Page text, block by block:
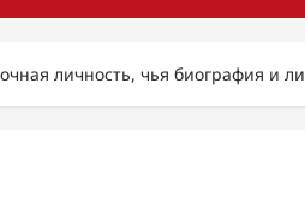
личность, чья биография и